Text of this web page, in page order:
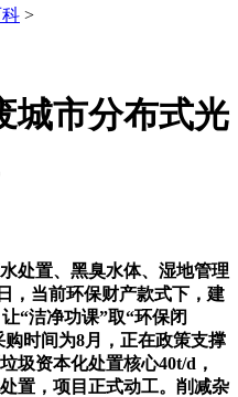
>
城市分布式光
置、黑臭水体、湿地管理
，当前环保财产款式下，建
“洁净功课”取“环保闭
时间为8月，正在政策支撑
圾资本化处置核心40t/d，
置，项目正式动工。削减杂